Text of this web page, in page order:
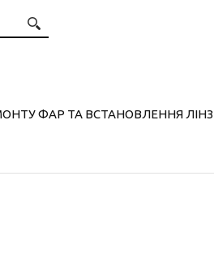
ФАР ТА ВСТАНОВЛЕННЯ ЛІНЗ